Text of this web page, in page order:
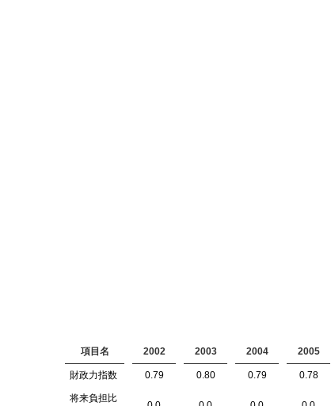
項目名 2002 2003 2004 2005
財政力指数 0.79 0.80 0.79 0.78
将来負担比